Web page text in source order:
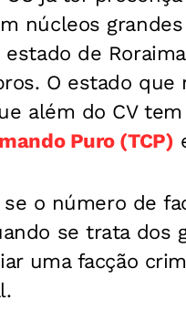
núcleos
de
O estado que
além do CV
Puro (TCP)
o número de
se trata dos
uma facção